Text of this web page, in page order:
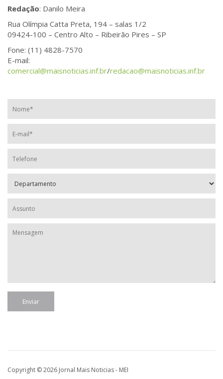
Redação: Danilo Meira
Rua Olímpia Catta Preta, 194 – salas 1/2
09424-100 – Centro Alto – Ribeirão Pires – SP
Fone: (11) 4828-7570
E-mail:
comercial@maisnoticias.inf.br/redacao@maisnoticias.inf.br
Copyright © 2026 Jornal Mais Noticias - MEI